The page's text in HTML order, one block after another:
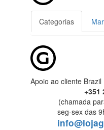
Categorias
Apoio ao cliente Brazil
+351
(chamada
seg-sex das